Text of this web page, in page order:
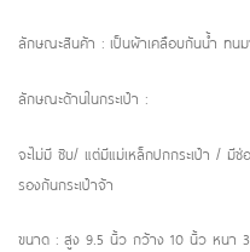
ลักษณะสินค้า : เป็นผ้าเคลือบกันน้ำ ทนม
ลักษณะด้านในกระเป๋า :
จะไม่มี ซิบ/ แต่มีแม่เหล็กปกกระเป๋า / มี
รองก้นกระเป๋าจ้า
ขนาด : สูง 9.5 นิ้ว กว้าง 10 นิ้ว หนา